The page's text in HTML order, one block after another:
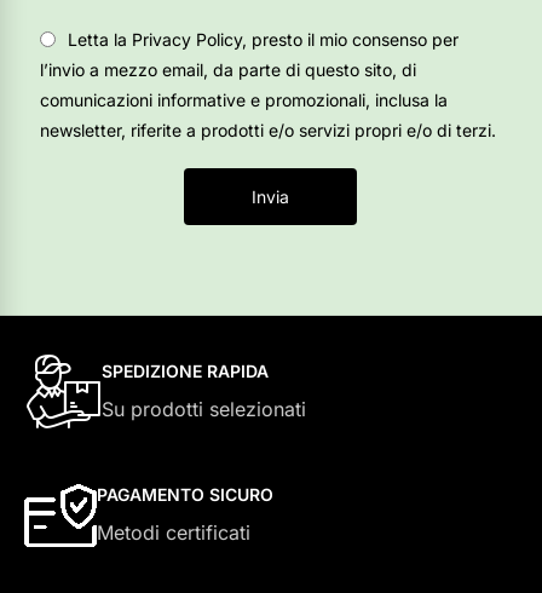
Letta la Privacy Policy, presto il mio consenso per
l’invio a mezzo email, da parte di questo sito, di
comunicazioni informative e promozionali, inclusa la
newsletter, riferite a prodotti e/o servizi propri e/o di terzi.
Invia
SPEDIZIONE RAPIDA
Su prodotti selezionati
PAGAMENTO SICURO
Metodi certificati